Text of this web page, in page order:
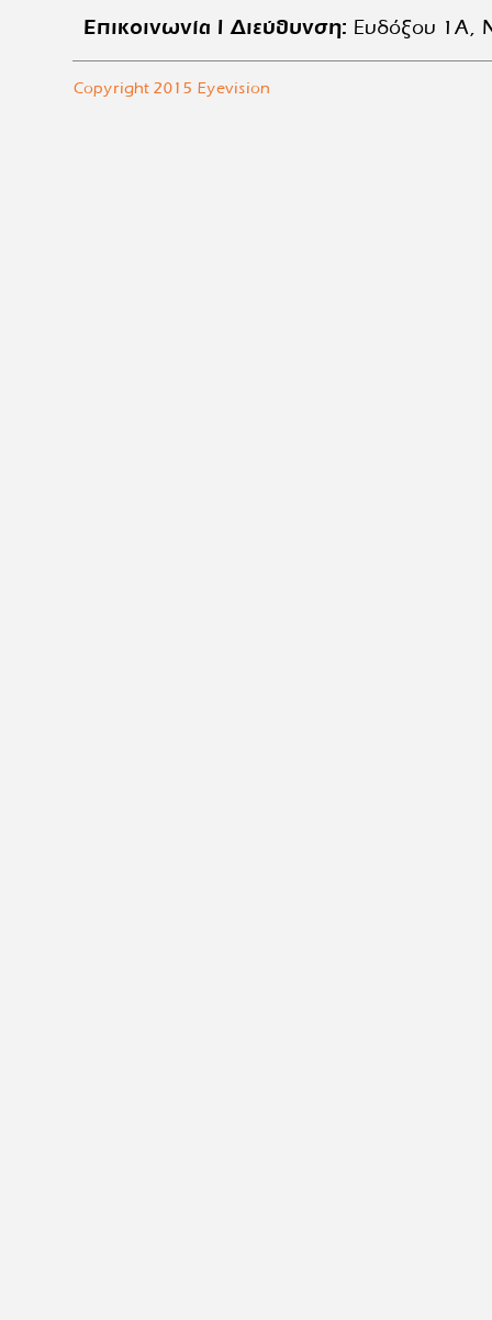
Επικοινωνία | Διεύθυνση:Ευδόξου 1Α,
Copyright 2015 Eyevision